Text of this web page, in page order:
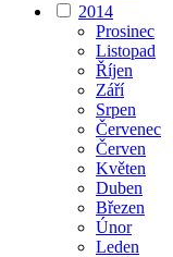
2014
Prosinec
Listopad
Říjen
Září
Srpen
Červenec
Červen
Květen
Duben
Březen
Únor
Leden